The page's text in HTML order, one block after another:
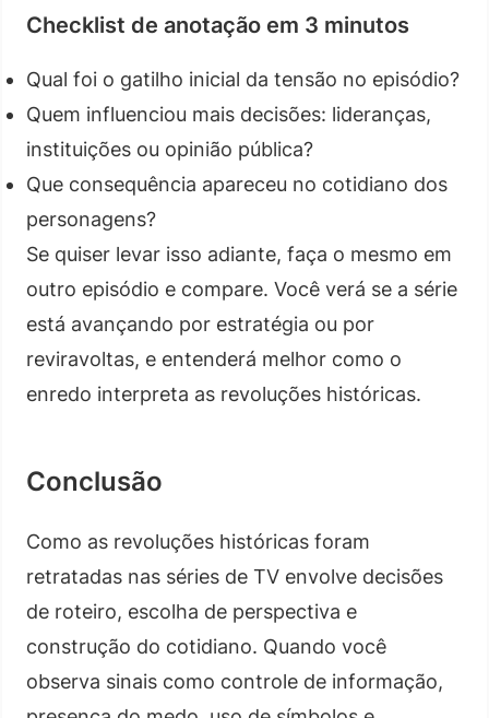
Checklist de anotação em 3 minutos
Qual foi o gatilho inicial da tensão no episódio?
Quem influenciou mais decisões: lideranças,
instituições ou opinião pública?
Que consequência apareceu no cotidiano dos
personagens?
Se quiser levar isso adiante, faça o mesmo em
outro episódio e compare. Você verá se a série
está avançando por estratégia ou por
reviravoltas, e entenderá melhor como o
enredo interpreta as revoluções históricas.
Conclusão
Como as revoluções históricas foram
retratadas nas séries de TV envolve decisões
de roteiro, escolha de perspectiva e
construção do cotidiano. Quando você
observa sinais como controle de informação,